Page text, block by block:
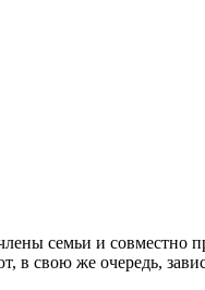
семьи и совместно
в свою же очередь,